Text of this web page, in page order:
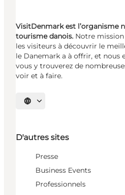
VisitDenmark est l’organisme
tourisme danois. Notre mission
les visiteurs à découvrir le
le Danemark a à offrir, et nous
vous y trouverez de
voir et à faire.
Choisissez la langue
D'autres sites
Presse
Business Events
Professionnels